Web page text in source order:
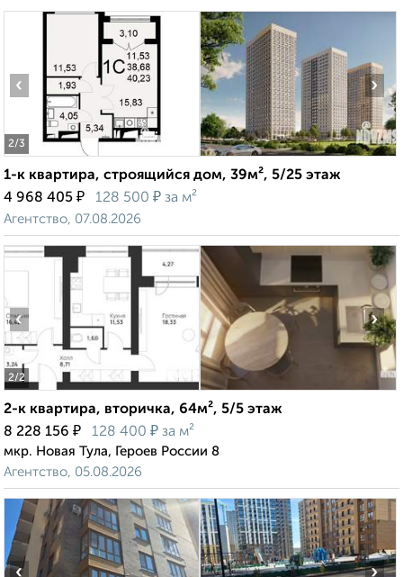
2/3
‹ ›
1-к квартира, строящийся дом, 39м², 5/25 этаж
4 968 405 ₽ 128 500 ₽ за м²
Агентство, 07.08.2026
2/2
‹ ›
2-к квартира, вторичка, 64м², 5/5 этаж
8 228 156 ₽ 128 400 ₽ за м²
мкр. Новая Тула, Героев России 8
Агентство, 05.08.2026
‹ ›